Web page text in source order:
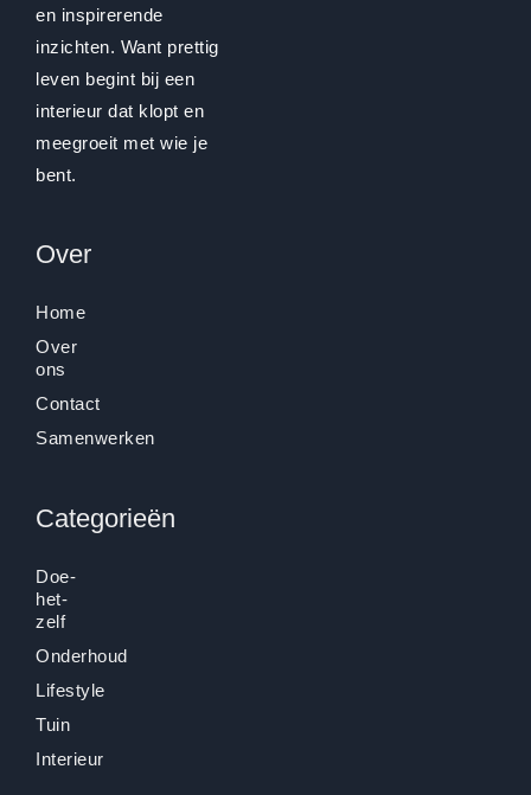
en inspirerende
inzichten. Want prettig
leven begint bij een
interieur dat klopt en
meegroeit met wie je
bent.
Over
Home
Over
ons
Contact
Samenwerken
Categorieën
Doe-
het-
zelf
Onderhoud
Lifestyle
Tuin
Interieur